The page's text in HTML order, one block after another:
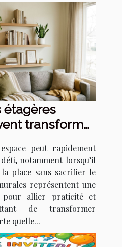
étagères
transformer
peut rapidement
notamment lorsqu’il
place sans sacrifier le
représentent une
pour allier praticité et
de transformer
quelle...